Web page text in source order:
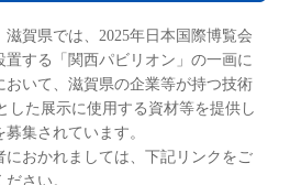
賀県では、2025年日本国際博覧会
する「関西パビリオン」の一画に
おいて、滋賀県の企業等が持つ技術
した展示に使用する資材等を提供し
集されています。
おかれましては、下記リンクをご
さい。